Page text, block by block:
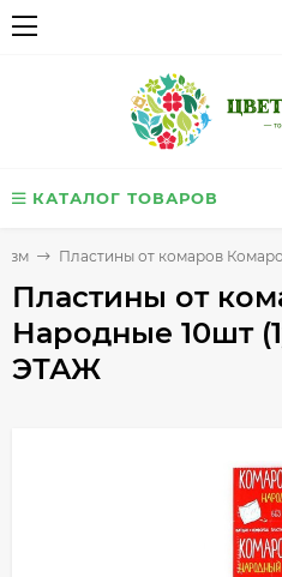
КАТАЛОГ ТОВАРОВ
Пластины от комаров
Пластины от
Народные 10шт
ЭТАЖ